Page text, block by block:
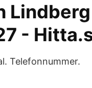
-
Telefonnummer.